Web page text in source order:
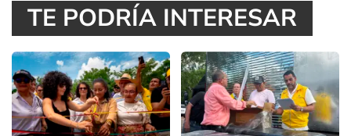
TE PODRÍA INTERESAR